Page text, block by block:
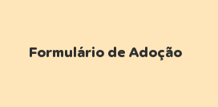
Formulário de Adoção